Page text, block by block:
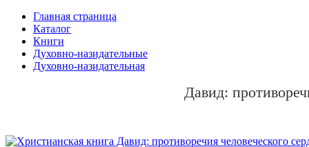
Главная страница
Каталог
Книги
Духовно-назидательные
Духовно-назидательная
Давид: